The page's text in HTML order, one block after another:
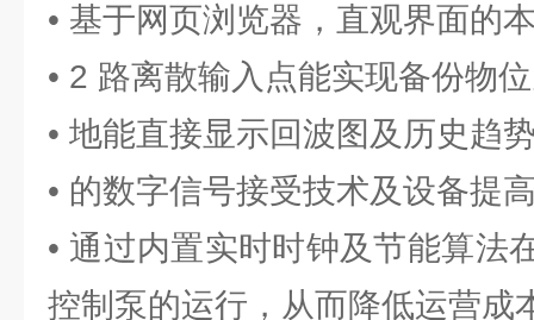
• 基于网页浏览器，直观界面的
• 2 路离散输入点能实现备份物
• 地能直接显示回波图及历史趋
• 的数字信号接受技术及设备提
• 通过内置实时时钟及节能算法
控制泵的运行，从而降低运营成